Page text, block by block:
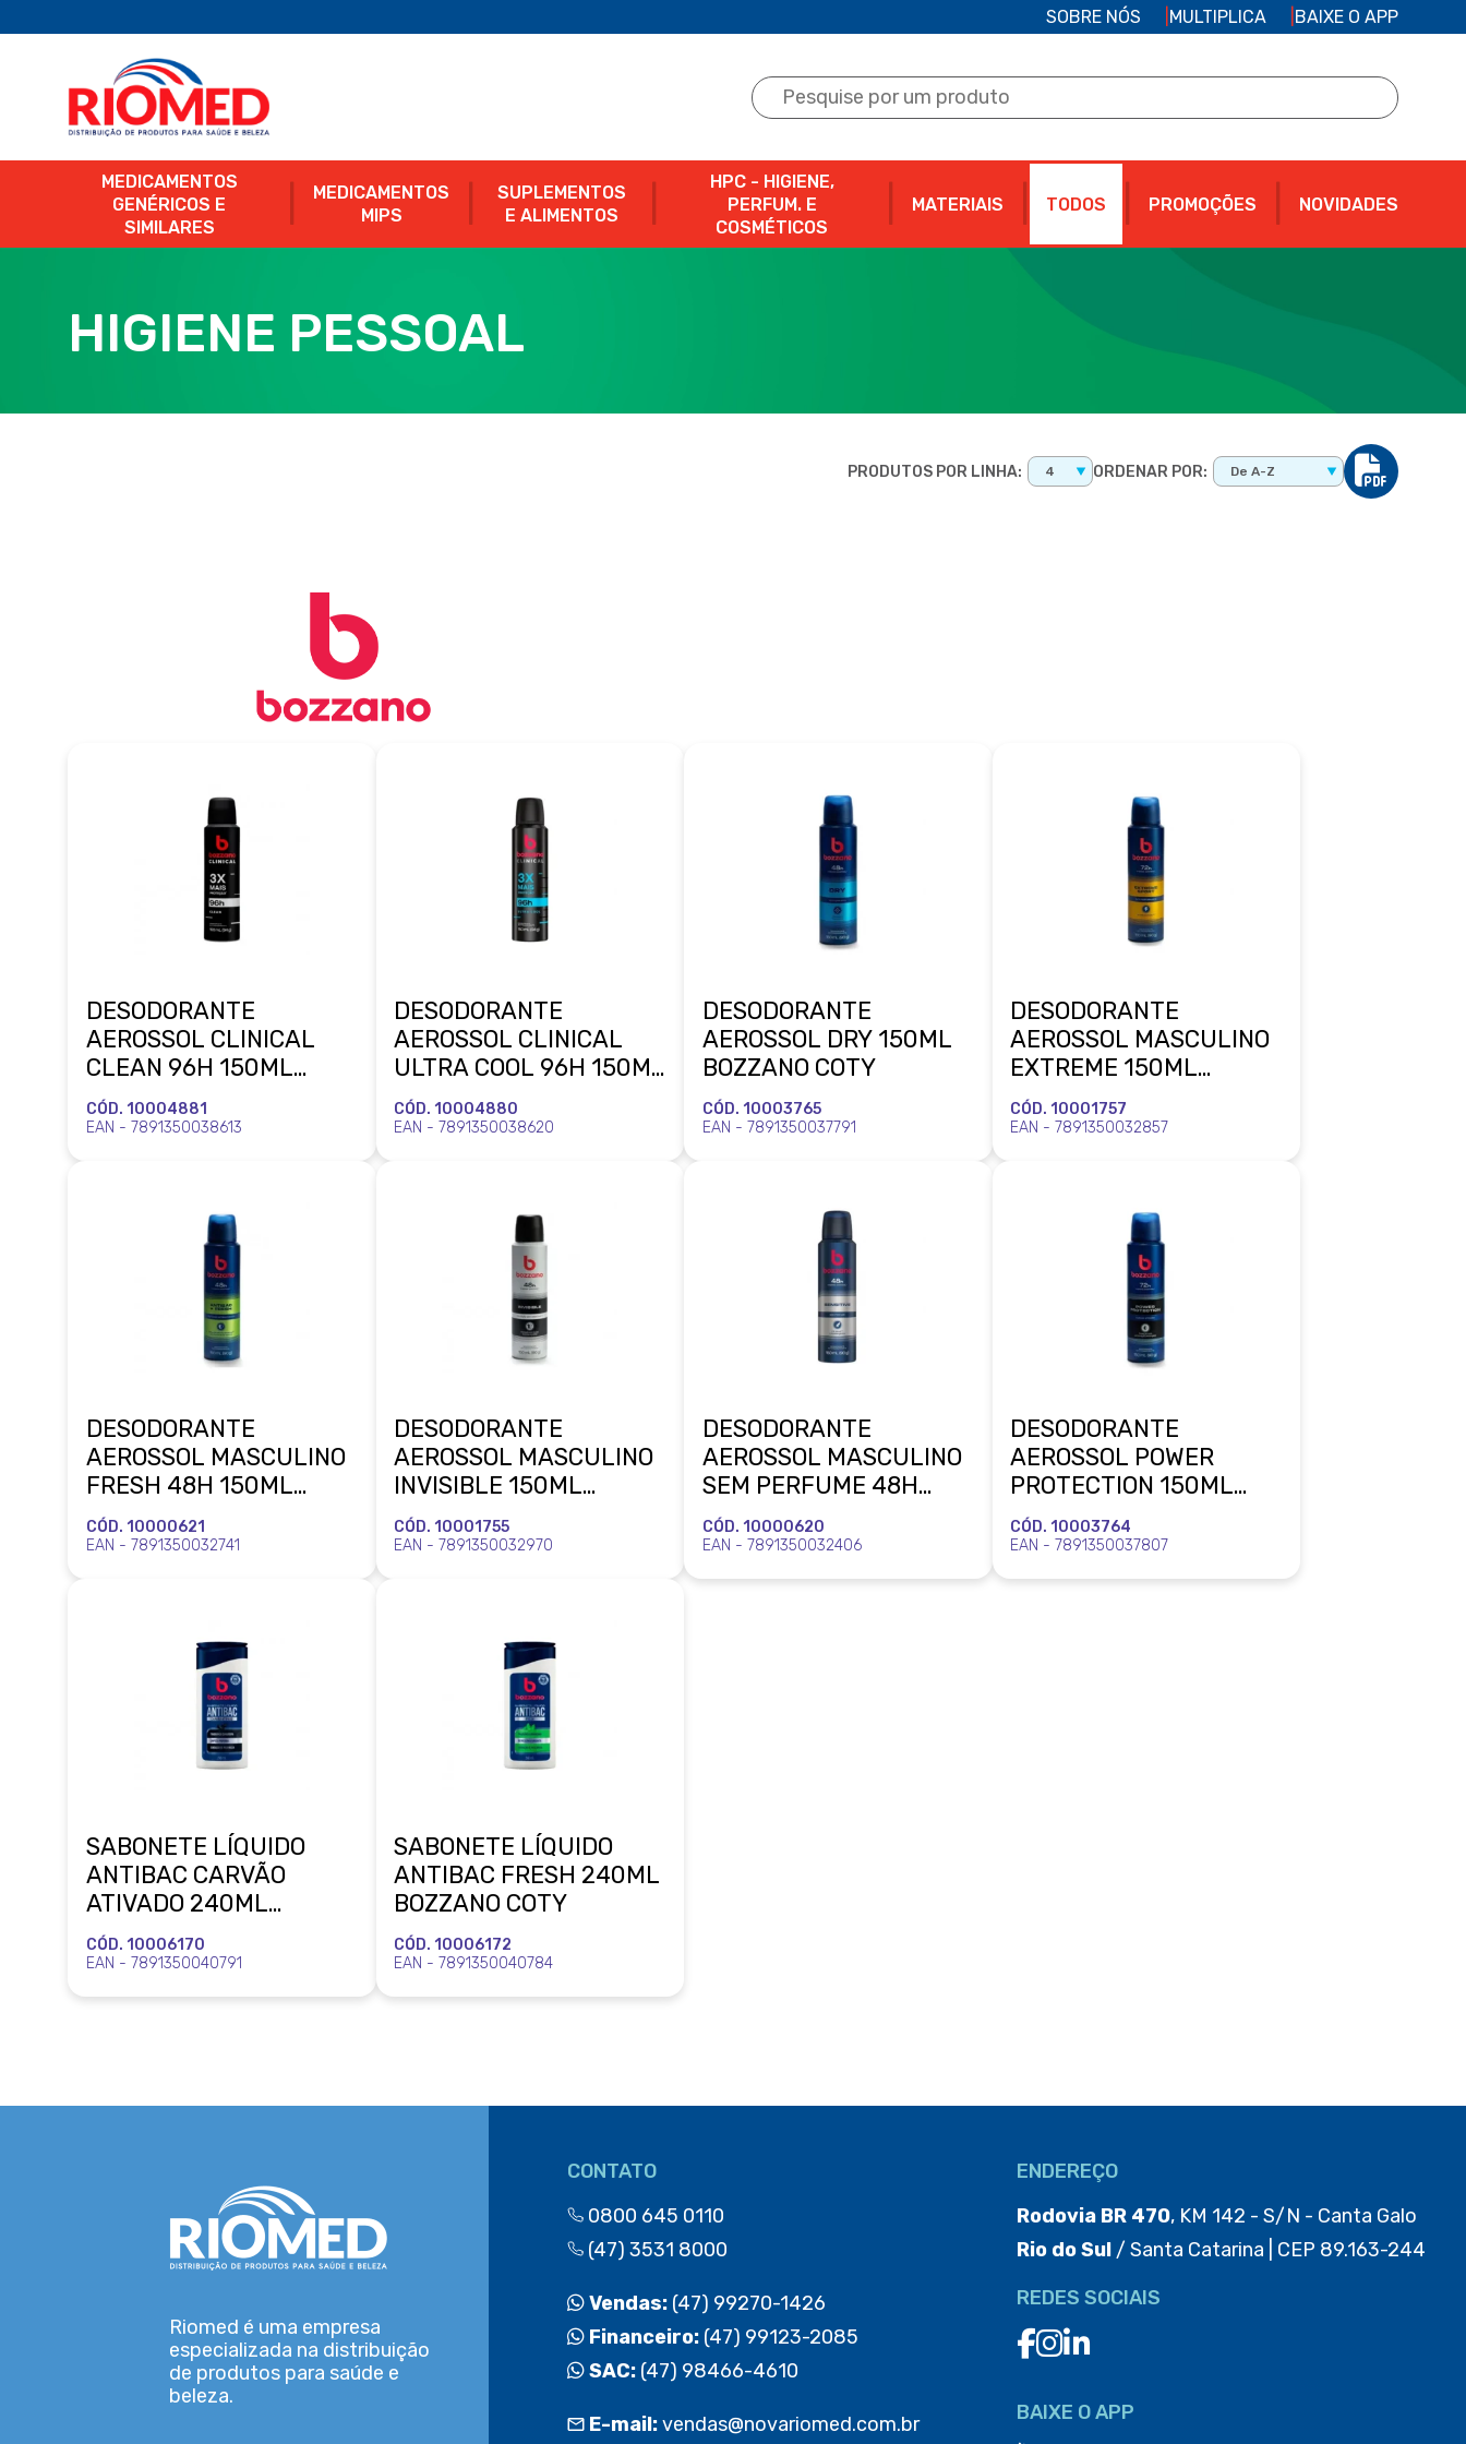
SOBRE NÓS MULTIPLICA BAIXE O APP
MEDICAMENTOS
GENÉRICOS E
SIMILARES
MEDICAMENTOS
MIPS
SUPLEMENTOS
E ALIMENTOS
HPC - HIGIENE,
PERFUM. E
COSMÉTICOS
MATERIAIS TODOS PROMOÇÕES NOVIDADES
HIGIENE PESSOAL
PRODUTOS POR LINHA: 4 ORDENAR POR: De A-Z
DESODORANTE
AEROSSOL CLINICAL
CLEAN 96H 150ML
BOZZANO COTY
CÓD. 10004881
EAN - 7891350038613
DESODORANTE
AEROSSOL CLINICAL
ULTRA COOL 96H 150ML
BOZZANO COTY
CÓD. 10004880
EAN - 7891350038620
DESODORANTE
AEROSSOL DRY 150ML
BOZZANO COTY
CÓD. 10003765
EAN - 7891350037791
DESODORANTE
AEROSSOL MASCULINO
EXTREME 150ML
BOZZANO COTY
CÓD. 10001757
EAN - 7891350032857
DESODORANTE
AEROSSOL MASCULINO
FRESH 48H 150ML
BOZZANO COTY
CÓD. 10000621
EAN - 7891350032741
DESODORANTE
AEROSSOL MASCULINO
INVISIBLE 150ML
BOZZANO COTY
CÓD. 10001755
EAN - 7891350032970
DESODORANTE
AEROSSOL MASCULINO
SEM PERFUME 48H
150ML BOZZANO COTY
CÓD. 10000620
EAN - 7891350032406
DESODORANTE
AEROSSOL POWER
PROTECTION 150ML
BOZZANO COTY
CÓD. 10003764
EAN - 7891350037807
SABONETE LÍQUIDO
ANTIBAC CARVÃO
ATIVADO 240ML
BOZZANO COTY
CÓD. 10006170
EAN - 7891350040791
SABONETE LÍQUIDO
ANTIBAC FRESH 240ML
BOZZANO COTY
CÓD. 10006172
EAN - 7891350040784
Riomed é uma empresa
especializada na distribuição
de produtos para saúde e
beleza.
CONTATO
0800 645 0110
(47) 3531 8000
Vendas: (47) 99270-1426
Financeiro: (47) 99123-2085
SAC: (47) 98466-4610
E-mail:vendas@novariomed.com.br
ENDEREÇO
Rodovia BR 470, KM 142 - S/N - Canta Galo
Rio do Sul/ Santa Catarina | CEP 89.163-244
REDES SOCIAIS
BAIXE O APP